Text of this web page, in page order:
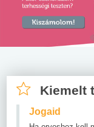
Kiemelt
Jogaid